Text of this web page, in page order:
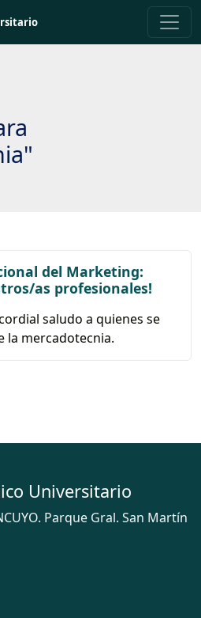
del Marketing:
as profesionales!
saludo a quienes se
la mercadotecnia.
Universitario
Parque Gral. San Martín